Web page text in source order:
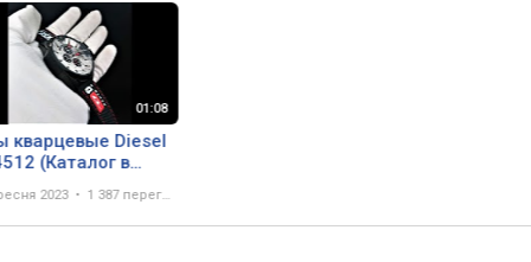
кварцевые Diesel
(Каталог в
2023 1 387 переглядів